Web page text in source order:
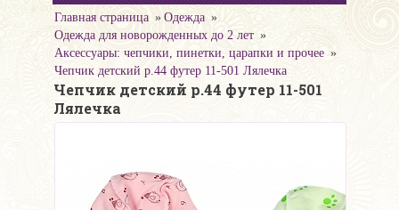
Главная страница
Одежда
Одежда для новорожденных до 2 лет
Аксессуары: чепчики, пинетки, царапки и прочее
Чепчик детский р.44 футер 11-501 Лялечка
Чепчик детский р.44 футер 11-501
Лялечка